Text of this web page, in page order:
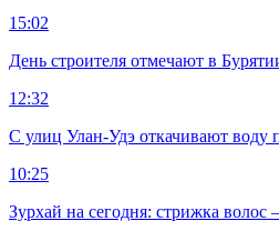
15:02
День строителя отмечают в
12:32
С улиц Улан-Удэ откачивают воду
10:25
Зурхай на сегодня: стрижка волос